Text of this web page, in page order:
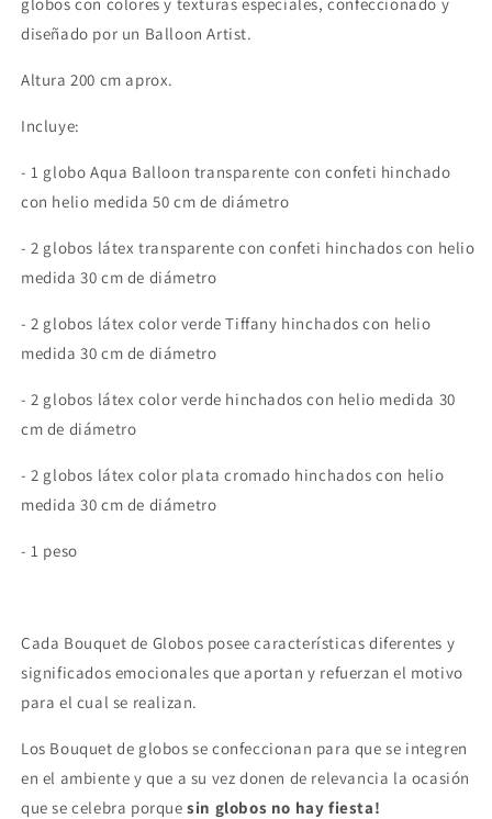
diseñado por un Balloon Artist.
Altura 200 cm aprox.
Incluye:
- 1 globo Aqua Balloon transparente con confeti hinchado
con helio medida 50 cm de diámetro
- 2 globos látex transparente con confeti hinchados con helio
medida 30 cm de diámetro
- 2 globos látex color verde Tiffany hinchados con helio
medida 30 cm de diámetro
- 2 globos látex color verde hinchados con helio medida 30
cm de diámetro
- 2 globos látex color plata cromado hinchados con helio
medida 30 cm de diámetro
- 1 peso
Cada Bouquet de Globos posee características diferentes y
significados emocionales que aportan y refuerzan el motivo
para el cual se realizan.
Los Bouquet de globos se confeccionan para que se integren
en el ambiente y que a su vez donen de relevancia la ocasión
que se celebra porquesin globos no hay fiesta!